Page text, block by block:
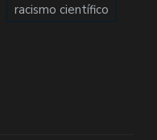
racismo científico